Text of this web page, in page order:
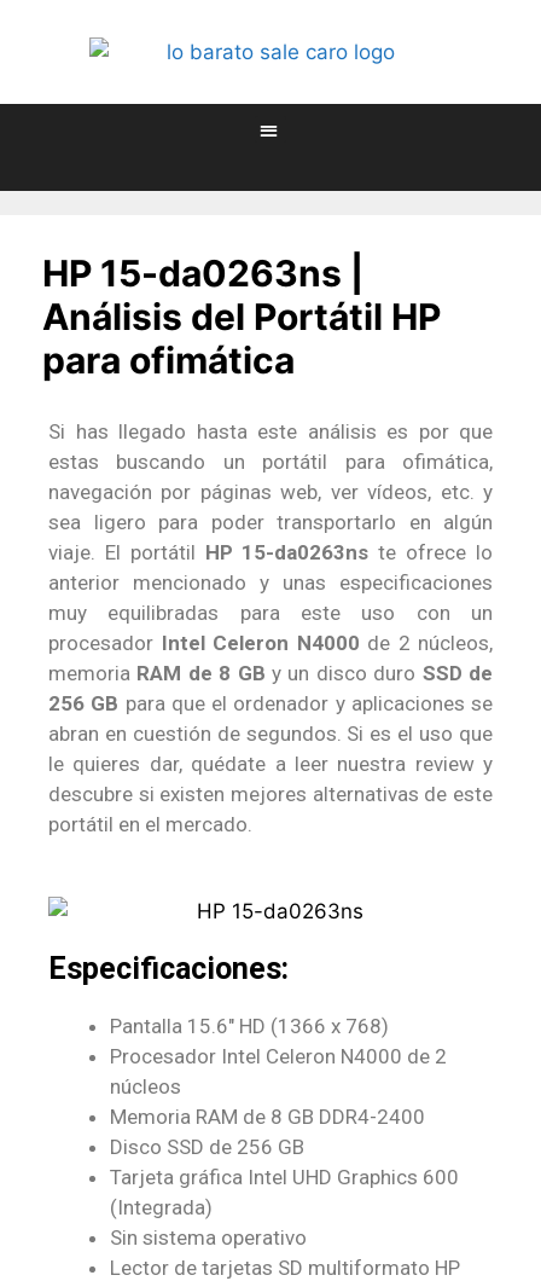
HP 15-da0263ns |
Análisis del Portátil HP
para ofimática
Si has llegado hasta este análisis es por que
estas buscando un portátil para ofimática,
navegación por páginas web, ver vídeos, etc. y
sea ligero para poder transportarlo en algún
viaje. El portátil HP 15-da0263ns te ofrece lo
anterior mencionado y unas especificaciones
muy equilibradas para este uso con un
procesador Intel Celeron N4000 de 2 núcleos,
memoria RAM de 8 GB y un disco duro SSD de
256 GB para que el ordenador y aplicaciones se
abran en cuestión de segundos. Si es el uso que
le quieres dar, quédate a leer nuestra review y
descubre si existen mejores alternativas de este
portátil en el mercado.
Especificaciones:
Pantalla 15.6″ HD (1366 x 768)
Procesador Intel Celeron N4000 de 2
núcleos
Memoria RAM de 8 GB DDR4-2400
Disco SSD de 256 GB
Tarjeta gráfica Intel UHD Graphics 600
(Integrada)
Sin sistema operativo
Lector de tarjetas SD multiformato HP